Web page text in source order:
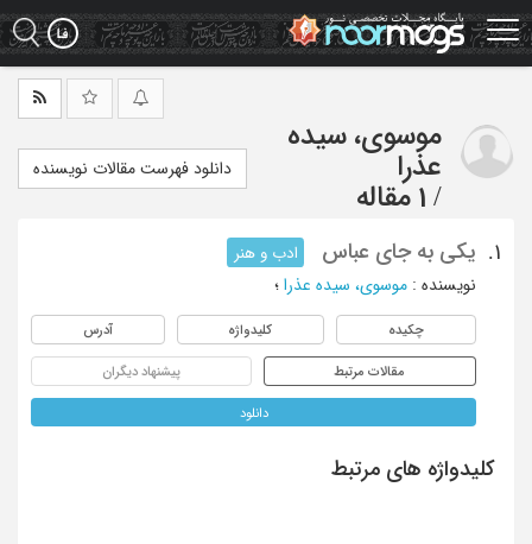
Skip
to
main
موسوی، سیده
عذرا
/ 1 مقاله
دانلود فهرست مقالات نویسنده
1. یکی به جای عباس
ادب و هنر
نویسنده : موسوی، سیده عذرا ؛
چکیده کلیدواژه آدرس
مقالات مرتبط پیشنهاد دیگران
دانلود
کلیدواژه های مرتبط